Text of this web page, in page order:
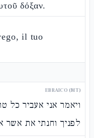
δόξαν.
il tuo
EBRAICO (MT)
ויאמר אני אעביר כל
לפניך וחנתי את